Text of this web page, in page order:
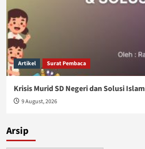
Artikel Surat Pembaca
Krisis Murid SD Negeri dan Solusi Islam
9 August, 2026
Arsip